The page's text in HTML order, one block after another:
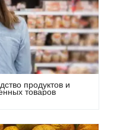
продуктов и
товаров